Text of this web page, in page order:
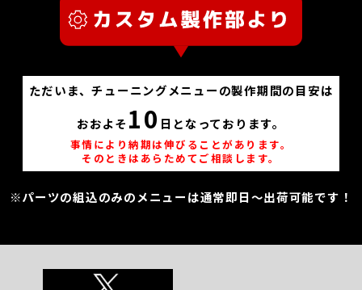
ただいま、チューニングメニューの製作期間の目安は
おおよそ 10 日となっております。
事情により納期は伸びることがあります。
そのときはあらためてご相談します。
※パーツの組込のみのメニューは通常即日～出荷可能です！